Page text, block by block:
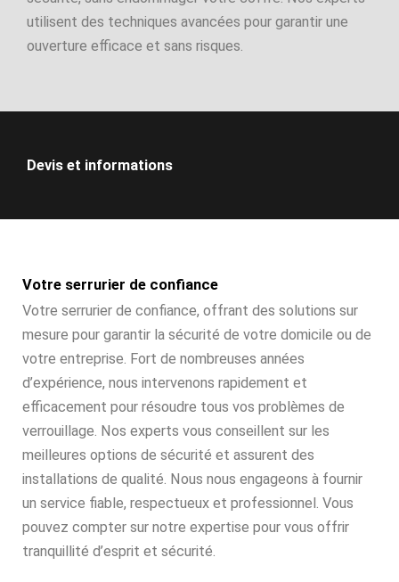
utilisent des techniques avancées pour garantir une
ouverture efficace et sans risques.
Devis et informations
Votre serrurier de confiance
Votre serrurier de confiance, offrant des solutions sur
mesure pour garantir la sécurité de votre domicile ou de
votre entreprise. Fort de nombreuses années
d’expérience, nous intervenons rapidement et
efficacement pour résoudre tous vos problèmes de
verrouillage. Nos experts vous conseillent sur les
meilleures options de sécurité et assurent des
installations de qualité. Nous nous engageons à fournir
un service fiable, respectueux et professionnel. Vous
pouvez compter sur notre expertise pour vous offrir
tranquillité d’esprit et sécurité.